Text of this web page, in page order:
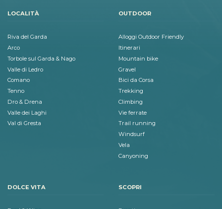
LOCALITÀ
Riva del Garda
Arco
Torbole sul Garda & Nago
Valle di Ledro
Comano
Tenno
Dro & Drena
Valle dei Laghi
Val di Gresta
OUTDOOR
Alloggi Outdoor Friendly
Itinerari
Mountain bike
Gravel
Bici da Corsa
Trekking
Climbing
Vie ferrate
Trail running
Windsurf
Vela
Canyoning
DOLCE VITA SCOPRI